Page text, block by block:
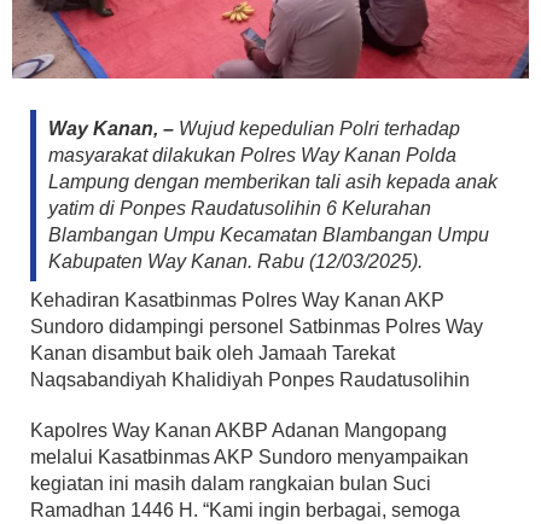
Way Kanan, – Wujud kepedulian Polri terhadap
masyarakat dilakukan Polres Way Kanan Polda
Lampung dengan memberikan tali asih kepada anak
yatim di Ponpes Raudatusolihin 6 Kelurahan
Blambangan Umpu Kecamatan Blambangan Umpu
Kabupaten Way Kanan. Rabu (12/03/2025).
Kehadiran Kasatbinmas Polres Way Kanan AKP
Sundoro didampingi personel Satbinmas Polres Way
Kanan disambut baik oleh Jamaah Tarekat
Naqsabandiyah Khalidiyah Ponpes Raudatusolihin
Kapolres Way Kanan AKBP Adanan Mangopang
melalui Kasatbinmas AKP Sundoro menyampaikan
kegiatan ini masih dalam rangkaian bulan Suci
Ramadhan 1446 H. “Kami ingin berbagai, semoga